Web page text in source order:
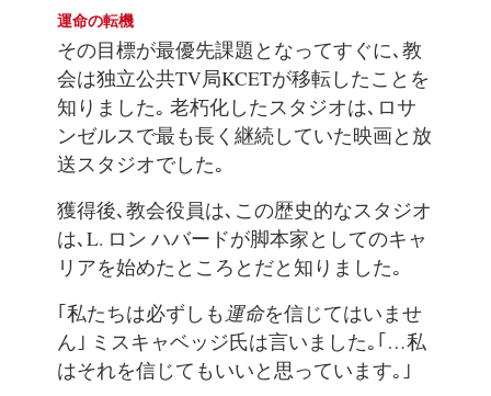
運命の転機
その目標が最優先課題となってすぐに､教
会は独立公共TV局KCETが移転したことを
知りました｡ 老朽化したスタジオは､ロサ
ンゼルスで最も長く継続していた映画と放
送スタジオでした｡
獲得後､教会役員は､この歴史的なスタジオ
は､L. ロン ハバードが脚本家としてのキャ
リアを始めたところとだと知りました｡
｢私たちは必ずしも運命を信じてはいませ
ん｣ ミスキャベッジ氏は言いました｡｢…私
はそれを信じてもいいと思っています｡｣